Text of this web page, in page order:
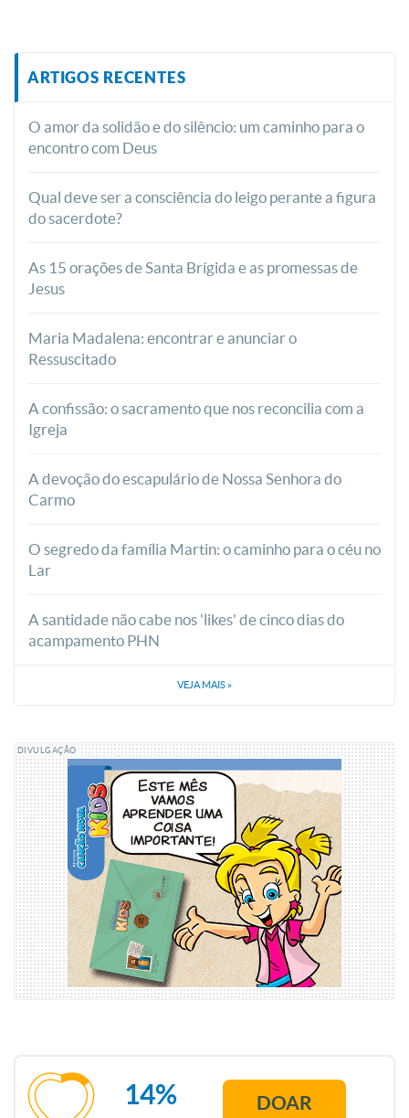
ARTIGOS RECENTES
O amor da solidão e do silêncio: um caminho para o
encontro com Deus
Qual deve ser a consciência do leigo perante a figura
do sacerdote?
As 15 orações de Santa Brígida e as promessas de
Jesus
Maria Madalena: encontrar e anunciar o
Ressuscitado
A confissão: o sacramento que nos reconcilia com a
Igreja
A devoção do escapulário de Nossa Senhora do
Carmo
O segredo da família Martin: o caminho para o céu no
Lar
A santidade não cabe nos 'likes' de cinco dias do
acampamento PHN
VEJA MAIS »
DIVULGAÇÃO
14% DOAR